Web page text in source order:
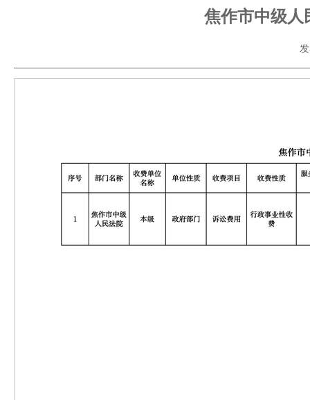
焦作市中级人